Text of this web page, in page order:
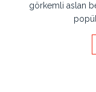
görkemli aslan